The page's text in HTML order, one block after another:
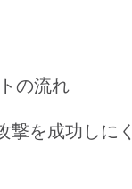
の流れ
撃を成功しに